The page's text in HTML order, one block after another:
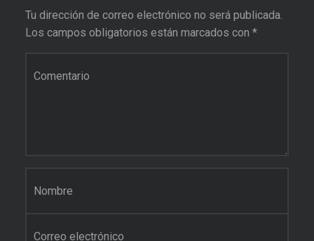
Tu dirección de correo electrónico no será publicada.
Los campos obligatorios están marcados con *